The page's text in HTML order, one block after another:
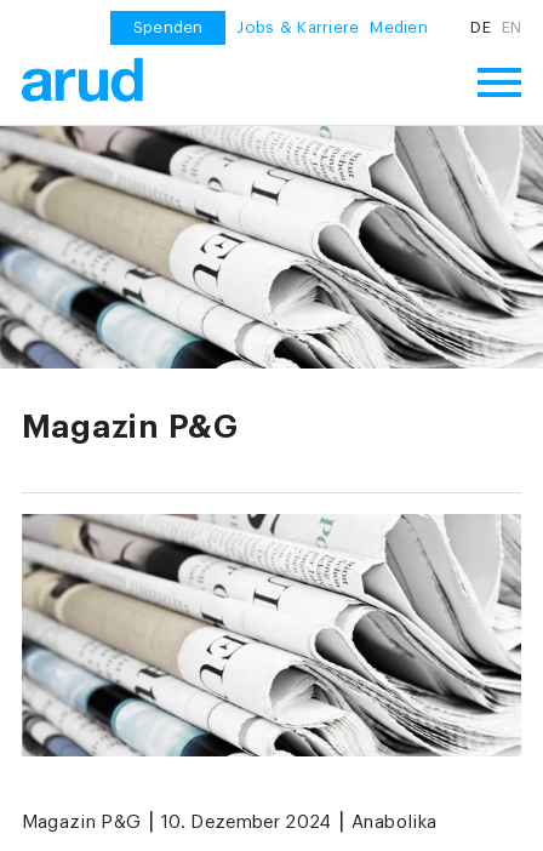
Spenden Jobs & Karriere Medien DE EN
Magazin P&G
Magazin P&G 10. Dezember 2024 Anabolika